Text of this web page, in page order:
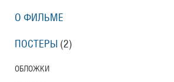
О ФИЛЬМЕ
ПОСТЕРЫ (2)
ОБЛОЖКИ